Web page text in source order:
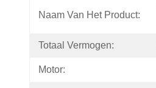
Naam Van Het Product:
Totaal Vermogen:
Motor: